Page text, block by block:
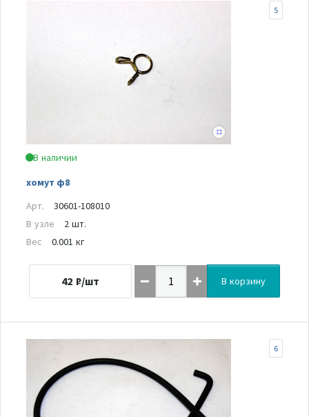
В наличии
хомут ф8
5
Арт.
30601-108010
В узле
2 шт.
Вес
0.001 кг
42 ₽/шт В корзину
6